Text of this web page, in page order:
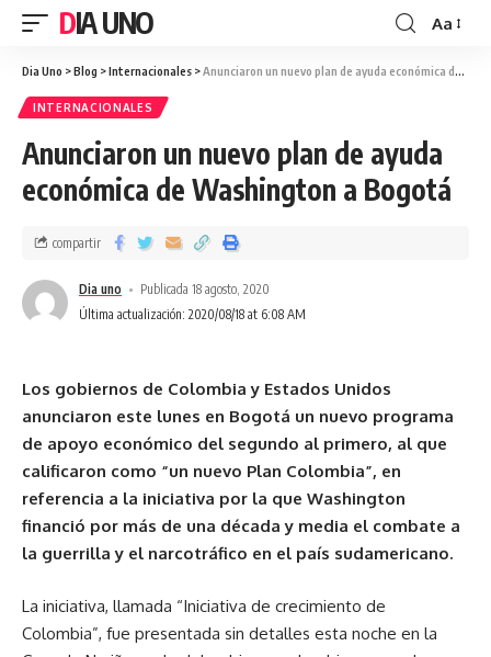
DIA UNO Aa
Dia Uno >Blog >Internacionales >Anunciaron un nuevo plan de ayuda económica de Washington a Bogotá
INTERNACIONALES
Anunciaron un nuevo plan de ayuda
económica de Washington a Bogotá
Última actualización: 2020/08/18 at 6:08 AM
Dia uno Publicada 18 agosto, 2020
compartir
Los gobiernos de Colombia y Estados Unidos
anunciaron este lunes en Bogotá un nuevo programa
de apoyo económico del segundo al primero, al que
calificaron como “un nuevo Plan Colombia”, en
referencia a la iniciativa por la que Washington
financió por más de una década y media el combate a
la guerrilla y el narcotráfico en el país sudamericano.
La iniciativa, llamada “Iniciativa de crecimiento de
Colombia”, fue presentada sin detalles esta noche en la